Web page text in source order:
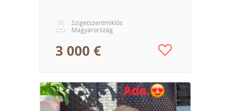
Szigetszentmiklós
Magyarország
3 000 €